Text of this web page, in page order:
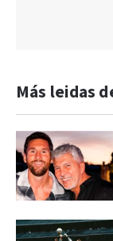
Más leidas